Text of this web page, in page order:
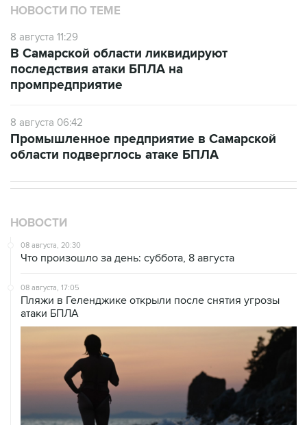
8 августа 11:29
последствия атаки БПЛА на
промпредприятие
8 августа 06:42
области подверглось атаке БПЛА
08 августа, 20:30
Что произошло за день: суббота, 8 августа
08 августа, 17:05
атаки БПЛА